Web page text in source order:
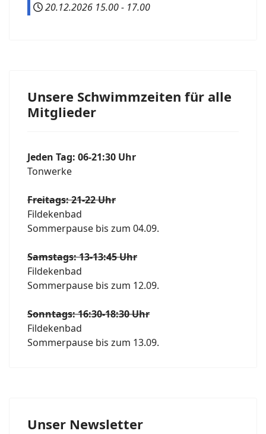
20.12.2026 15.00- 17.00
Unsere Schwimmzeiten für alle
Mitglieder
Jeden Tag: 06-21:30 Uhr
Tonwerke
Freitags: 21-22 Uhr
Fildekenbad
Sommerpause bis zum 04.09.
Samstags: 13-13:45 Uhr
Fildekenbad
Sommerpause bis zum 12.09.
Sonntags: 16:30-18:30 Uhr
Fildekenbad
Sommerpause bis zum 13.09.
Unser Newsletter